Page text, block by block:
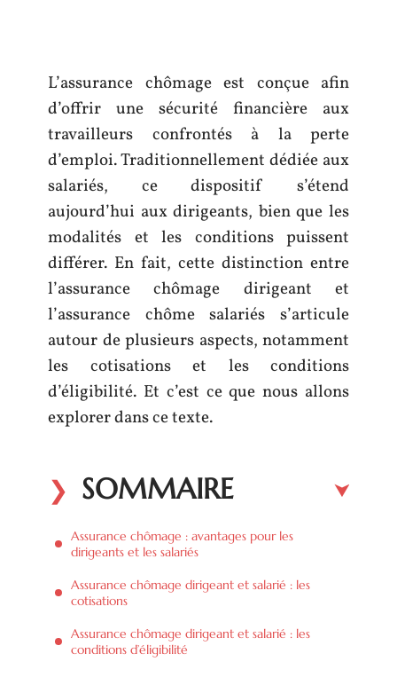
L’assurance chômage est conçue afin
d’offrir une sécurité financière aux
travailleurs confrontés à la perte
d’emploi. Traditionnellement dédiée aux
salariés, ce dispositif s’étend
aujourd’hui aux dirigeants, bien que les
modalités et les conditions puissent
différer. En fait, cette distinction entre
l’assurance chômage dirigeant et
l’assurance chôme salariés s’articule
autour de plusieurs aspects, notamment
les cotisations et les conditions
d’éligibilité. Et c’est ce que nous allons
explorer dans ce texte.
SOMMAIRE
Assurance chômage : avantages pour les
dirigeants et les salariés
Assurance chômage dirigeant et salarié : les
cotisations
Assurance chômage dirigeant et salarié : les
conditions d’éligibilité